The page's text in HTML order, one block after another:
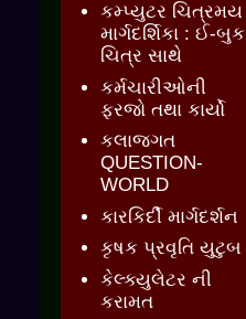
કમ્પ્યુટર ચિત્રમય
માર્ગદર્શિકા : ઈ-બુક
ચિત્ર સાથે
કર્મચારીઓની
ફરજો તથા કાર્યો
કલાજગત
QUESTION-
WORLD
કારકિર્દી માર્ગદર્શન
કૃષક પ્રવૃતિ યુટુબ
કેલ્ક્યુલેટર ની
કરામત